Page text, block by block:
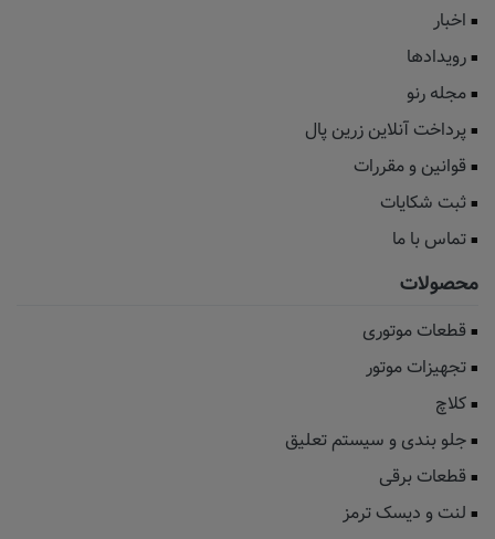
اخبار
رویدادها
مجله رنو
پرداخت آنلاین زرین پال
قوانین و مقررات
ثبت شکایات
تماس با ما
محصولات
قطعات موتوری
تجهیزات موتور
کلاچ
جلو بندی و سیستم تعلیق
قطعات برقی
لنت و دیسک ترمز